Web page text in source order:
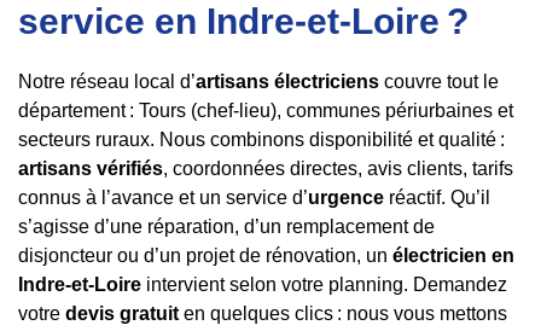
service en Indre-et-Loire ?
Notre réseau local d’artisans électriciens couvre tout le
département : Tours (chef-lieu), communes périurbaines et
secteurs ruraux. Nous combinons disponibilité et qualité :
artisans vérifiés, coordonnées directes, avis clients, tarifs
connus à l’avance et un service d’urgence réactif. Qu’il
s’agisse d’une réparation, d’un remplacement de
disjoncteur ou d’un projet de rénovation, un électricien en
Indre-et-Loire intervient selon votre planning. Demandez
votre devis gratuit en quelques clics : nous vous mettons